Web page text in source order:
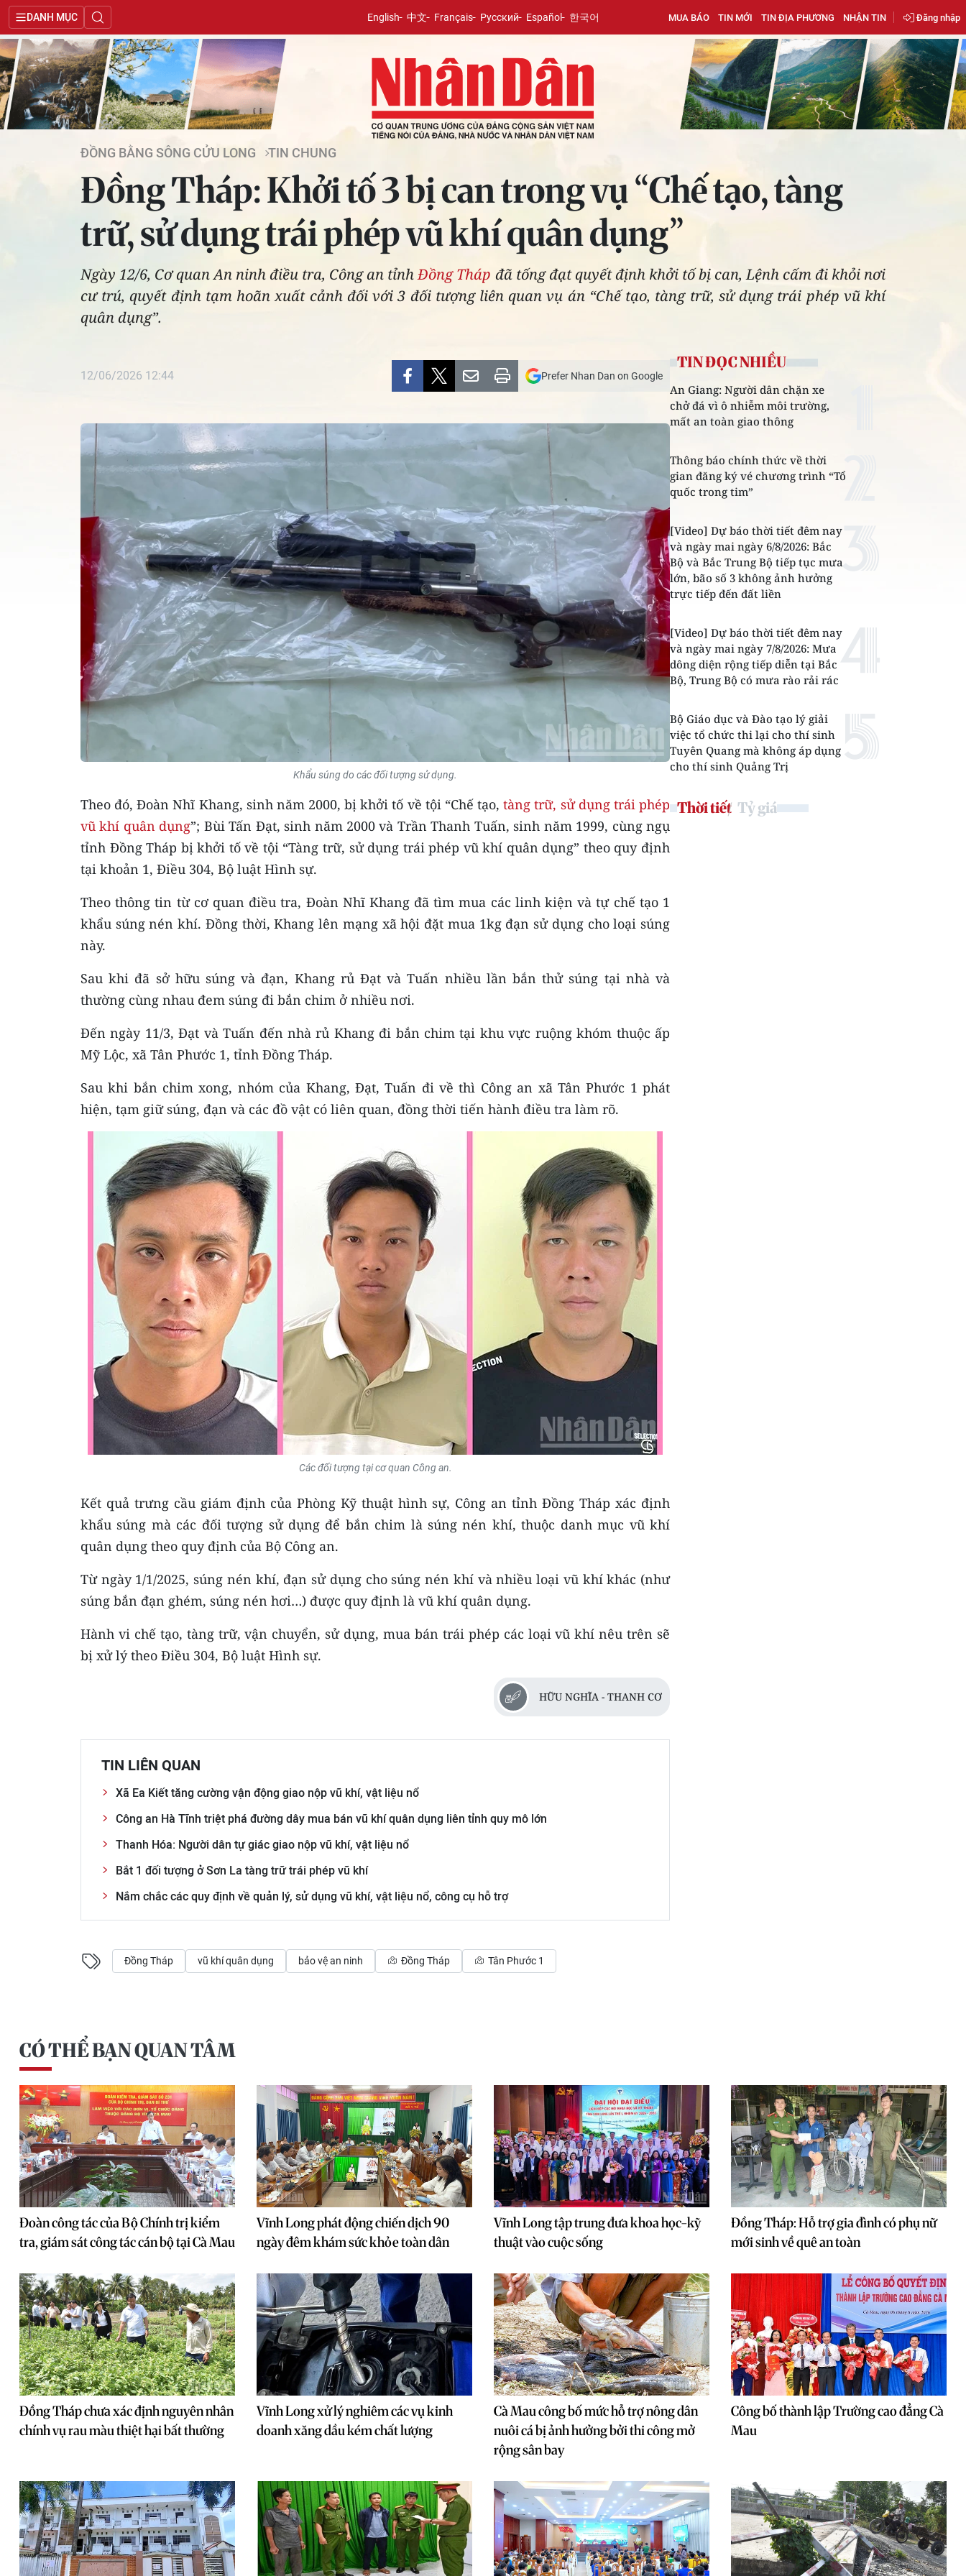
DANH MỤC English 中文 Français Русский Español 한국어 MUA BÁO TIN MỚI TIN ĐỊA PHƯƠNG NHẬN TIN Đăng nhập
ĐỒNG BẰNG SÔNG CỬU LONG TIN CHUNG
Đồng Tháp: Khởi tố 3 bị can trong vụ “Chế tạo, tàng
trữ, sử dụng trái phép vũ khí quân dụng”
Ngày 12/6, Cơ quan An ninh điều tra, Công an tỉnhĐồng Tháp đã tống đạt quyết định khởi tố bị can, Lệnh cấm đi khỏi nơi
cư trú, quyết định tạm hoãn xuất cảnh đối với 3 đối tượng liên quan vụ án “Chế tạo, tàng trữ, sử dụng trái phép vũ khí
quân dụng”.
12/06/2026 12:44 Prefer Nhan Dan on Google
Khẩu súng do các đối tượng sử dụng.
Theo đó, Đoàn Nhĩ Khang, sinh năm 2000, bị khởi tố về tội “Chế tạo,tàng trữ, sử dụng trái phép
vũ khí quân dụng”; Bùi Tấn Đạt, sinh năm 2000 và Trần Thanh Tuấn, sinh năm 1999, cùng ngụ
tỉnh Đồng Tháp bị khởi tố về tội “Tàng trữ, sử dụng trái phép vũ khí quân dụng” theo quy định
tại khoản 1, Điều 304, Bộ luật Hình sự.
Theo thông tin từ cơ quan điều tra, Đoàn Nhĩ Khang đã tìm mua các linh kiện và tự chế tạo 1
khẩu súng nén khí. Đồng thời, Khang lên mạng xã hội đặt mua 1kg đạn sử dụng cho loại súng
này.
Sau khi đã sở hữu súng và đạn, Khang rủ Đạt và Tuấn nhiều lần bắn thử súng tại nhà và
thường cùng nhau đem súng đi bắn chim ở nhiều nơi.
Đến ngày 11/3, Đạt và Tuấn đến nhà rủ Khang đi bắn chim tại khu vực ruộng khóm thuộc ấp
Mỹ Lộc, xã Tân Phước 1, tỉnh Đồng Tháp.
Sau khi bắn chim xong, nhóm của Khang, Đạt, Tuấn đi về thì Công an xã Tân Phước 1 phát
hiện, tạm giữ súng, đạn và các đồ vật có liên quan, đồng thời tiến hành điều tra làm rõ.
Các đối tượng tại cơ quan Công an.
Kết quả trưng cầu giám định của Phòng Kỹ thuật hình sự, Công an tỉnh Đồng Tháp xác định
khẩu súng mà các đối tượng sử dụng để bắn chim là súng nén khí, thuộc danh mục vũ khí
quân dụng theo quy định của Bộ Công an.
Từ ngày 1/1/2025, súng nén khí, đạn sử dụng cho súng nén khí và nhiều loại vũ khí khác (như
súng bắn đạn ghém, súng nén hơi…) được quy định là vũ khí quân dụng.
Hành vi chế tạo, tàng trữ, vận chuyển, sử dụng, mua bán trái phép các loại vũ khí nêu trên sẽ
bị xử lý theo Điều 304, Bộ luật Hình sự.
HỮU NGHĨA - THANH CƠ
TIN LIÊN QUAN
Xã Ea Kiết tăng cường vận động giao nộp vũ khí, vật liệu nổ
Công an Hà Tĩnh triệt phá đường dây mua bán vũ khí quân dụng liên tỉnh quy mô lớn
Thanh Hóa: Người dân tự giác giao nộp vũ khí, vật liệu nổ
Bắt 1 đối tượng ở Sơn La tàng trữ trái phép vũ khí
Nắm chắc các quy định về quản lý, sử dụng vũ khí, vật liệu nổ, công cụ hỗ trợ
Đồng Tháp vũ khí quân dụng bảo vệ an ninh Đồng Tháp Tân Phước 1
TIN ĐỌC NHIỀU
An Giang: Người dân chặn xe
chở đá vì ô nhiễm môi trường,
mất an toàn giao thông
Thông báo chính thức về thời
gian đăng ký vé chương trình “Tổ
quốc trong tim”
[Video] Dự báo thời tiết đêm nay
và ngày mai ngày 6/8/2026: Bắc
Bộ và Bắc Trung Bộ tiếp tục mưa
lớn, bão số 3 không ảnh hưởng
trực tiếp đến đất liền
[Video] Dự báo thời tiết đêm nay
và ngày mai ngày 7/8/2026: Mưa
dông diện rộng tiếp diễn tại Bắc
Bộ, Trung Bộ có mưa rào rải rác
Bộ Giáo dục và Đào tạo lý giải
việc tổ chức thi lại cho thí sinh
Tuyên Quang mà không áp dụng
cho thí sinh Quảng Trị
Thời tiết Tỷ giá
CÓ THỂ BẠN QUAN TÂM
Đoàn công tác của Bộ Chính trị kiểm
tra, giám sát công tác cán bộ tại Cà Mau
Vĩnh Long phát động chiến dịch 90
ngày đêm khám sức khỏe toàn dân
Vĩnh Long tập trung đưa khoa học-kỹ
thuật vào cuộc sống
Đồng Tháp: Hỗ trợ gia đình có phụ nữ
mới sinh về quê an toàn
Đồng Tháp chưa xác định nguyên nhân
chính vụ rau màu thiệt hại bất thường
Vĩnh Long xử lý nghiêm các vụ kinh
doanh xăng dầu kém chất lượng
Cà Mau công bố mức hỗ trợ nông dân
nuôi cá bị ảnh hưởng bởi thi công mở
rộng sân bay
Công bố thành lập Trường cao đẳng Cà
Mau